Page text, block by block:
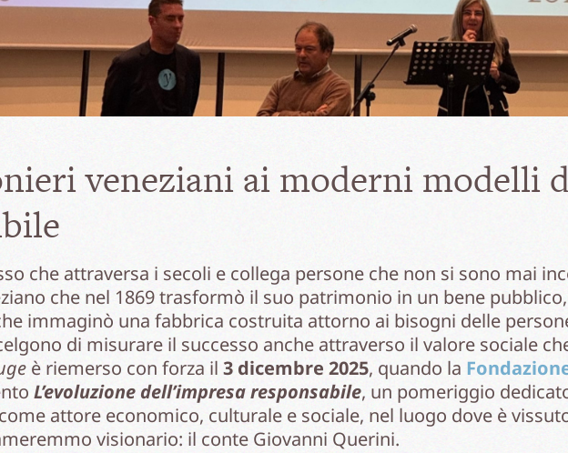
veneziani ai moderni modelli
che attraversa i secoli e collega persone che non si sono mai
che nel 1869 trasformò il suo patrimonio in un bene pubblico,
immaginò una fabbrica costruita attorno ai bisogni delle
di misurare il successo anche attraverso il valore sociale
è riemerso con forza il 3 dicembre 2025, quando la
L’evoluzione dell’impresa responsabile, un pomeriggio
attore economico, culturale e sociale, nel luogo dove è
visionario: il conte Giovanni Querini.